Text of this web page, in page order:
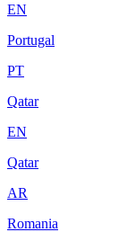
EN
Portugal
PT
Qatar
EN
Qatar
AR
Romania